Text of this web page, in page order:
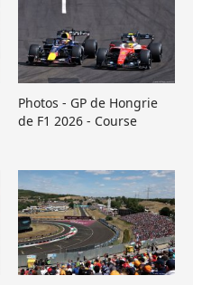
Photos - GP de Hongrie
de F1 2026 - Course